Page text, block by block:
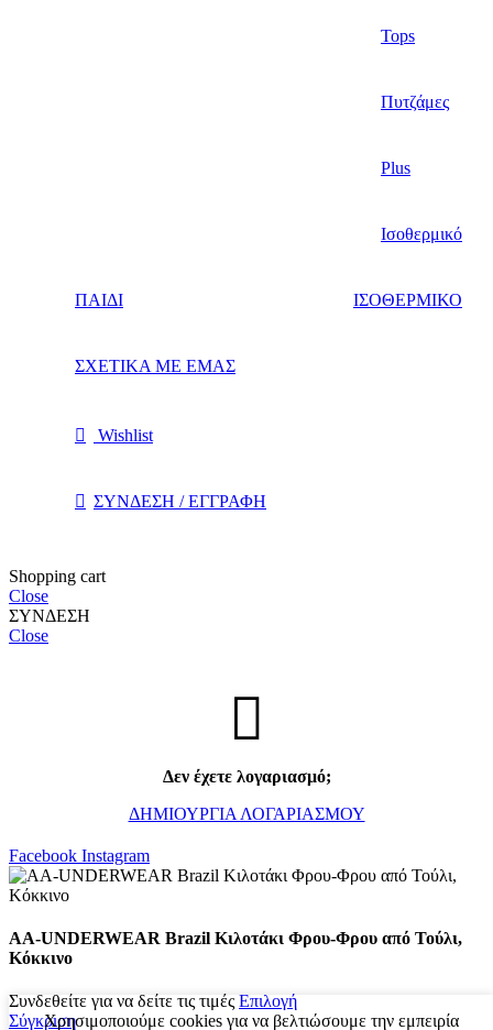
Tops
Πυτζάμες
Plus
Ισοθερμικό
ΠΑΙΔΙ ΙΣΟΘΕΡΜΙΚΟ
ΣΧΕΤΙΚΑ ΜΕ ΕΜΑΣ
Wishlist
ΣΥΝΔΕΣΗ / ΕΓΓΡΑΦΗ
Shopping cart
Close
ΣΥΝΔΕΣΗ
Close
Δεν έχετε λογαριασμό;
ΔΗΜΙΟΥΡΓΙΑ ΛΟΓΑΡΙΑΣΜΟΥ
Facebook Instagram
Χρησιμοποιούμε cookies για να βελτιώσουμε την εμπειρία
AA-UNDERWEAR Brazil Κιλοτάκι Φρου-Φρου από Τούλι,
Κόκκινο
Συνδεθείτε για να δείτε τις τιμές Επιλογή
Σύγκριση